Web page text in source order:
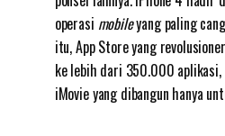
operasi mobileyang paling
itu, App Store yang
ke lebih dari 350.000
iMovie yang dibangun hanya